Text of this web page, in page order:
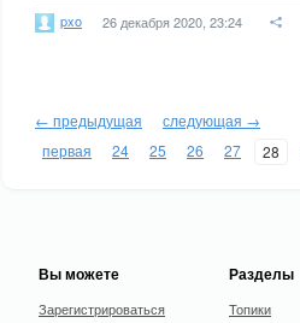
pxo 26 декабря 2020, 23:24
← предыдущая
следующая →
первая
24 25 26 27 28
Вы можете
Зарегистрироваться
Разделы
Топики